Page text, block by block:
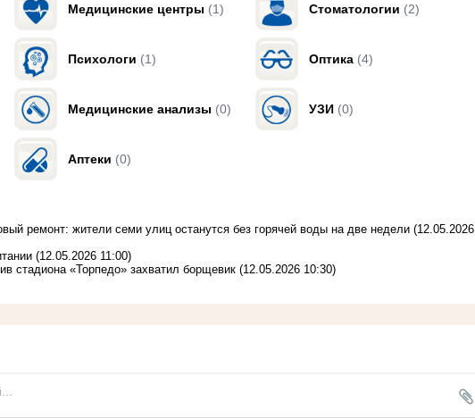
Медицинские центры (1) Стоматологии (2)
Психологи (1) Оптика (4)
Медицинские анализы (0) УЗИ (0)
Аптеки (0)
ремонт: жители семи улиц останутся без горячей воды на две недели (12.05.2026
(12.05.2026 11:00)
стадиона «Торпедо» захватил борщевик (12.05.2026 10:30)